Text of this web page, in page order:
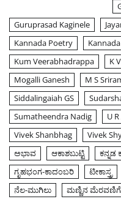
Guruprasad Kaginele
Kannada Poetry
Kum Veerabhadrappa
K
Mogalli Ganesh
M S
Siddalingaiah GS
Sumatheendra Nadig
U
Vivek Shanbhag
Vivek
ಅಭಾವ
ಆಕಾಶಬುಟ್ಟಿ ಕನ್ನಡ
ಗೃಹಭಂಗ-ಕಾದಂಬರಿ
ಟೀಕಾಸ್ತ್ರ
ನೆಲ-ಮುಗಿಲು
ಮಣ್ಣಿನ ಮೆರವಣಿಗೆ